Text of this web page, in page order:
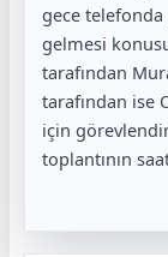
gece
gelmesi
tarafından
tarafından ise
için
toplantının